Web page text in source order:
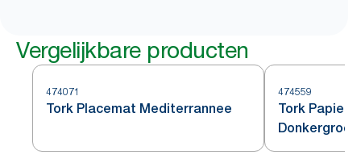
Vergelijkbare producten
474071
Tork Placemat Mediterrannee
474559
Tork
Donkergroen